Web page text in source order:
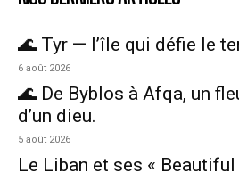
🌊 Tyr — l’île qui défie le
6 août 2026
🌊 De Byblos à Afqa, un
d’un dieu.
5 août 2026
Le Liban et ses « Beautiful